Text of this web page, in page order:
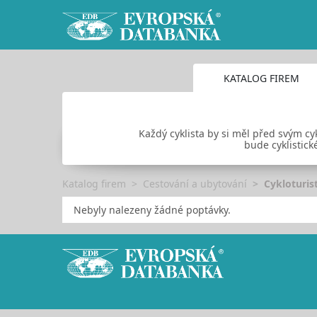
KATALOG FIREM
Každý cyklista by si měl před svým
bude
Katalog firem Cestování a ubytování
Nebyly nalezeny žádné poptávky.